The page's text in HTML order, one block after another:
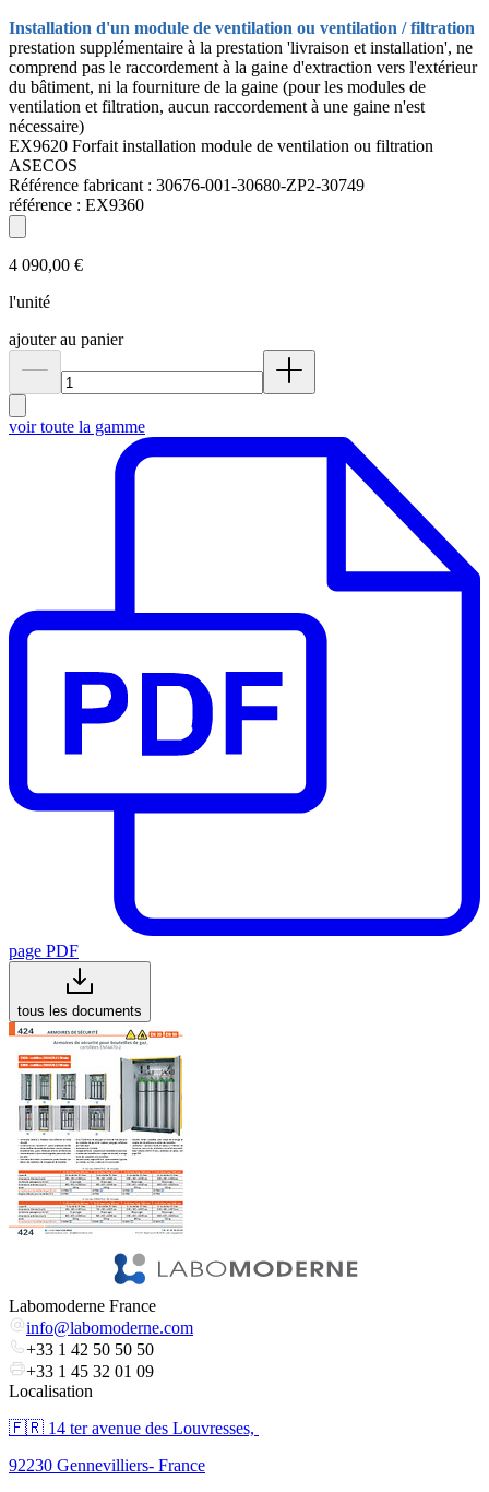
Installation d'un module de ventilation ou ventilation / filtration
prestation supplémentaire à la prestation 'livraison et installation', ne
comprend pas le raccordement à la gaine d'extraction vers l'extérieur
du bâtiment, ni la fourniture de la gaine (pour les modules de
ventilation et filtration, aucun raccordement à une gaine n'est
nécessaire)
EX9620 Forfait installation module de ventilation ou filtration
ASECOS
Référence fabricant : 30676-001-30680-ZP2-30749
référence : EX9360
4 090,00 €
l'unité
ajouter au panier
voir toute la gamme
page PDF
tous les documents
Labomoderne France
info@labomoderne.com
+33 1 42 50 50 50
+33 1 45 32 01 09
Localisation
🇫🇷 ​14 ter avenue des Louvresses,
92230 Gennevilliers- France